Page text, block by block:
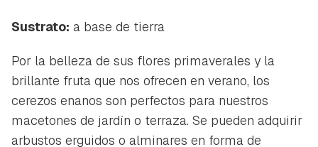
Sustrato: a base de tierra
Por la belleza de sus flores primaverales y la
brillante fruta que nos ofrecen en verano, los
cerezos enanos son perfectos para nuestros
macetones de jardín o terraza. Se pueden adquirir
arbustos erguidos o alminares en forma de
ACEPTAR